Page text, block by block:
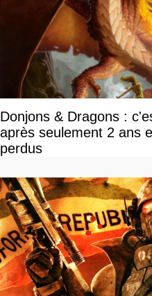
Donjons & Dragons :
après seulement 2 ans
perdus